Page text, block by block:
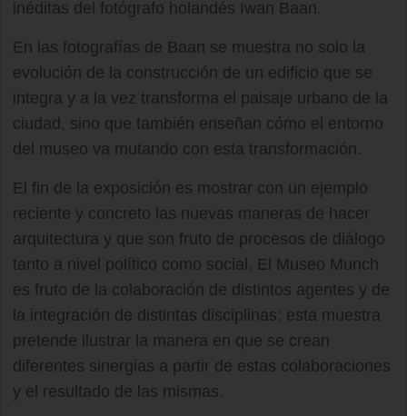
inéditas del fotógrafo holandés Iwan Baan.
En las fotografías de Baan se muestra no solo la
evolución de la construcción de un edificio que se
integra y a la vez transforma el paisaje urbano de la
ciudad, sino que también enseñan cómo el entorno
del museo va mutando con esta transformación.
El fin de la exposición es mostrar con un ejemplo
reciente y concreto las nuevas maneras de hacer
arquitectura y que son fruto de procesos de diálogo
tanto a nivel político como social. El Museo Munch
es fruto de la colaboración de distintos agentes y de
la integración de distintas disciplinas; esta muestra
pretende ilustrar la manera en que se crean
diferentes sinergias a partir de estas colaboraciones
y el resultado de las mismas.